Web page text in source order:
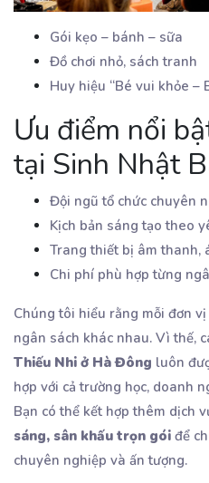
Gói kẹo – bánh – sữa
Đồ chơi nhỏ, sách tranh
Huy hiệu “Bé vui khỏe –
Ưu điểm nổi
tại Sinh Nhật
Đội ngũ tổ chức chuyên
Kịch bản sáng tạo theo
Trang thiết bị âm thanh,
Chi phí phù hợp từng
Chúng tôi hiểu rằng mỗi đơn
ngân sách khác nhau. Vì thế,
Thiếu Nhi ở Hà Đông luôn
hợp với cả trường học, doanh
Bạn có thể kết hợp thêm dịch
sáng, sân khấu trọn gói để
chuyên nghiệp và ấn tượng.